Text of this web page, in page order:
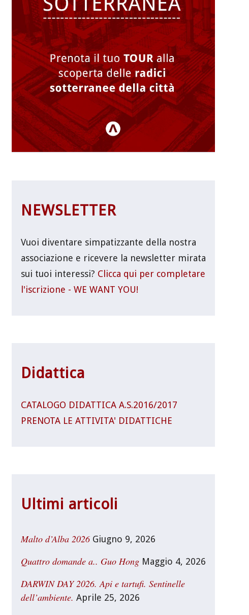
NEWSLETTER
Vuoi diventare simpatizzante della nostra
associazione e ricevere la newsletter mirata
sui tuoi interessi? Clicca qui per completare
l'iscrizione - WE WANT YOU!
Didattica
CATALOGO DIDATTICA A.S.2016/2017
PRENOTA LE ATTIVITA' DIDATTICHE
Ultimi articoli
Malto d’Alba 2026 Giugno 9, 2026
Quattro domande a.. Guo Hong Maggio 4, 2026
DARWIN DAY 2026. Api e tartufi. Sentinelle
dell’ambiente. Aprile 25, 2026